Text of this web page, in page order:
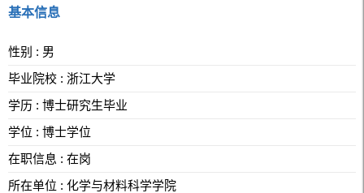
基本信息
性别 : 男
毕业院校 : 浙江大学
学历 : 博士研究生毕业
学位 : 博士学位
在职信息 : 在岗
所在单位 : 化学与材料科学学院